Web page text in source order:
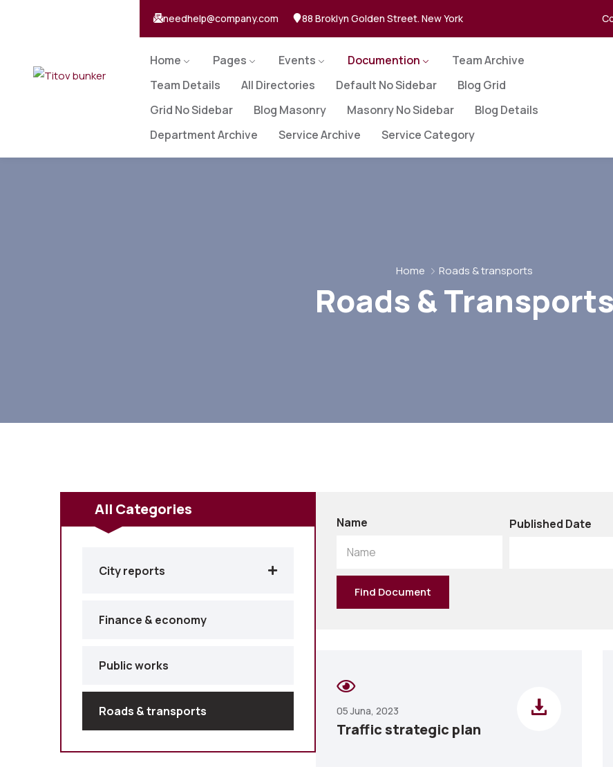
needhelp@company.com 88 Broklyn Golden Street. New York
Home Pages Events Documention
Team Archive
Team Details
All Directories Default No Sidebar
Blog Grid
Grid No Sidebar
Blog Masonry Masonry No Sidebar
Blog Details
Department Archive
Service Archive Service Category
Home Roads & transports
Roads & Transports
All Categories
City reports
Finance & economy
Public works
Roads & transports
Name
Name
Published Date
Find Document
05 Juna, 2023
Traffic strategic plan